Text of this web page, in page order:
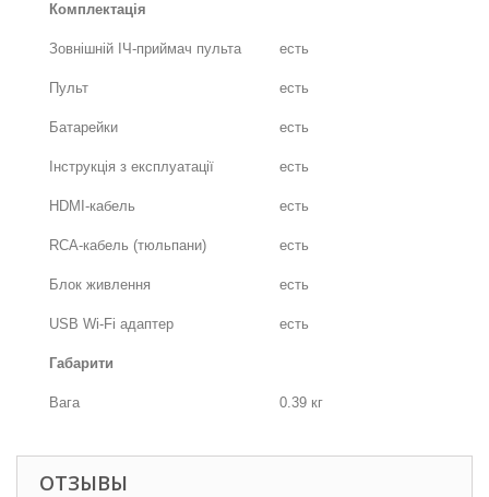
Комплектація
Зовнішній ІЧ-приймач пульта есть
Пульт есть
Батарейки есть
Інструкція з експлуатації есть
HDMI-кабель есть
RCA-кабель (тюльпани) есть
Блок живлення есть
USB Wi-Fi адаптер есть
Габарити
Вага 0.39 кг
ОТЗЫВЫ